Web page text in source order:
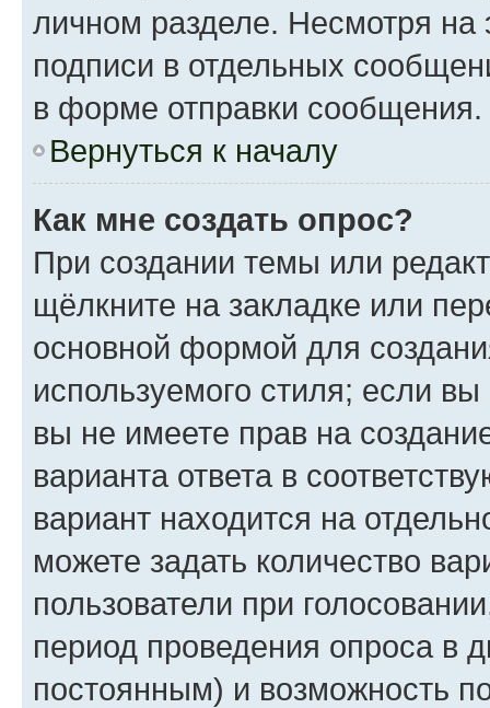
личном разделе. Несмотря на
подписи в отдельных
в форме отправки сообщения.
Вернуться к началу
Как мне создать опрос?
При создании темы или
щёлкните на закладке или
основной формой для
используемого стиля; если
вы не имеете прав на
варианта ответа в
вариант находится на
можете задать количество
пользователи при
период проведения опроса в
постоянным) и возможность